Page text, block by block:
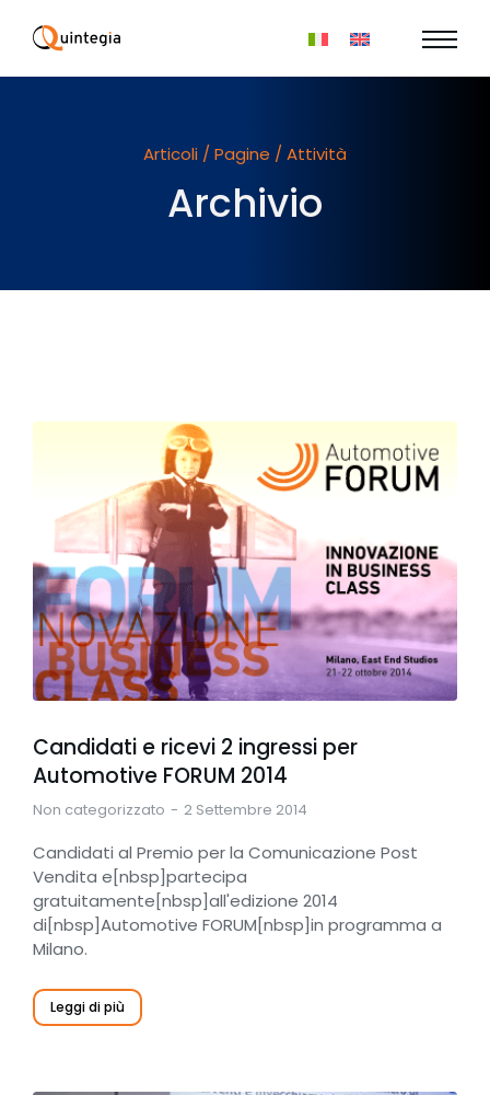
Articoli / Pagine / Attività
Archivio
Candidati e ricevi 2 ingressi per
Automotive FORUM 2014
Non categorizzato 2 Settembre 2014
Candidati al Premio per la Comunicazione Post
Vendita e[nbsp]partecipa
gratuitamente[nbsp]all'edizione 2014
di[nbsp]Automotive FORUM[nbsp]in programma a
Milano.
Leggi di più